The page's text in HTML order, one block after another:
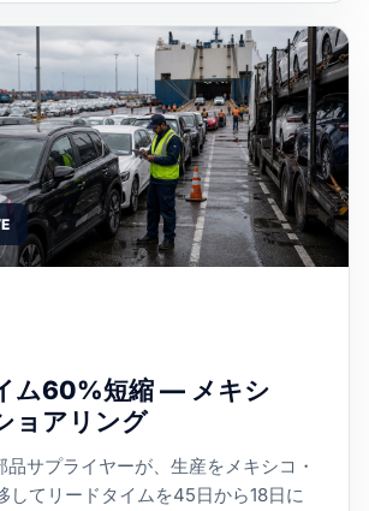
ム60%短縮 — メキシ
ョアリング
サプライヤーが、生産をメキシコ・
してリードタイムを45日から18日に